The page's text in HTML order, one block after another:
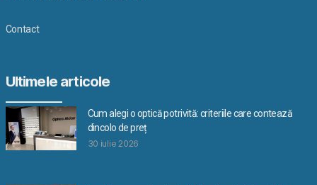
Contact
Ultimele articole
Cum alegi o optică potrivită: criteriile care contează
dincolo de preț
30 iulie 2026